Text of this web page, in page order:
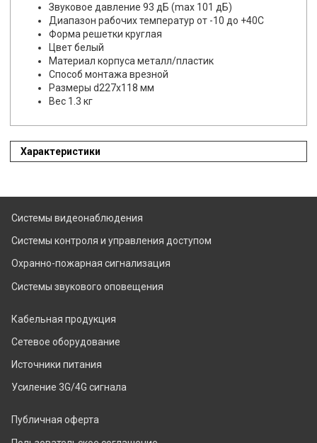
Звуковое давление 93 дБ (max 101 дБ)
Диапазон рабочих температур от -10 до +40С
Форма решетки круглая
Цветбелый
Материал корпуса металл/пластик
Способ монтажа врезной
Размеры d227х118 мм
Вес 1.3 кг
Характеристики
Системы видеонаблюдения
Системы контроля и управления доступом
Охранно-пожарная сигнализация
Системы звукового оповещения
Кабельная продукция
Сетевое оборудование
Источники питания
Усиление 3G/4G сигнала
Публичная оферта